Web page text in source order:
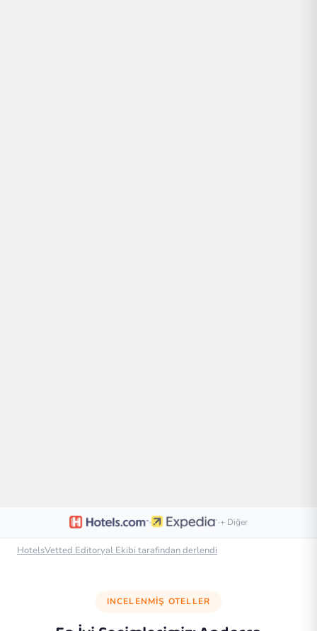
· ·+ Diğer
HotelsVetted Editoryal Ekibi tarafindan derlendi
INCELENMIŞ OTELLER